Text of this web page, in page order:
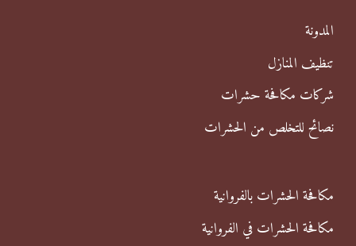
ن
المدونة
تنظيف المنازل
شركات مكافحة حشرات
نصائح للتخلص من الحشرات
مكافحة الحشرات بالفروانية
مكافحة الحشرات في الفروانية